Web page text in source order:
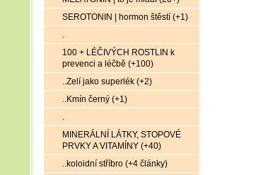
SEROTONIN | hormon štěstí (+1)
.
100 + LÉČIVÝCH ROSTLIN k
prevenci a léčbě (+100)
..Zelí jako superlék (+2)
..Kmín černý (+1)
.
MINERÁLNÍ LÁTKY, STOPOVÉ
PRVKY A VITAMÍNY (+40)
..koloidní stříbro (+4 články)